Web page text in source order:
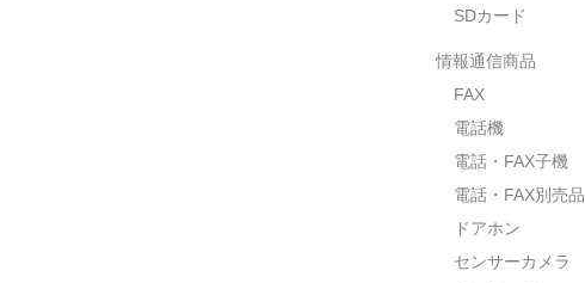
SDカード
情報通信商品
FAX
電話機
電話・FAX子機
電話・FAX別売品
ドアホン
センサーカメラ